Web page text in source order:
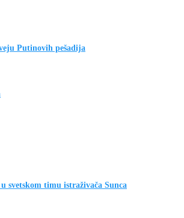
Putinovih pešadija
svetskom timu istraživača Sunca